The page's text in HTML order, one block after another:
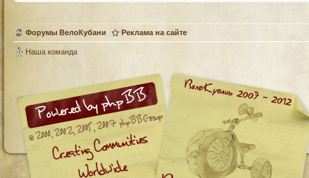
Форумы ВелоКубани Реклама на сайте
Наша команда